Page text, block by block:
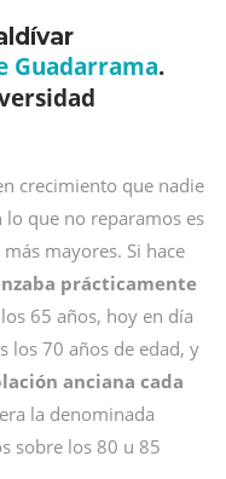
Guadarrama.
crecimiento que nadie
que no reparamos es
mayores. Si hace
prácticamente
65 años, hoy en día
los 70 años de edad, y
anciana cada
la denominada
sobre los 80 u 85